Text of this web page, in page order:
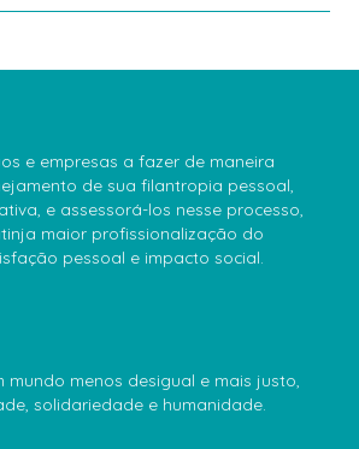
e empresas a fazer de maneira
de sua filantropia pessoal,
e assessorá-los nesse processo,
maior profissionalização do
pessoal e impacto social.
mundo menos desigual e mais justo,
solidariedade e humanidade.